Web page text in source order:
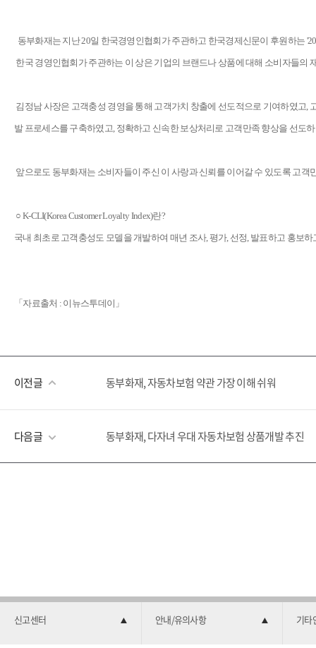
동부화재는 지난 20일 한국경영인협회가 주관하고 한국경제신문이 후원하는
한국 경영인협회가 주관하는 이 상은 기업의 브랜드나 상품에 대해 소비자들
김정남 사장은 고객충성 경영을 통해 고객가치 창출에 선도적으로 기여하였고,
발 프로세스를 구축하였고, 정확하고 신속한 보상처리로 고객만족 향상을 선도
앞으로도 동부화재는 소비자들이 주신 이 사랑과 신뢰를 이어갈 수 있도록 고객
○ K-CLI(Korea Customer Loyalty Index)란?
국내 최초로 고객충성도 모델을 개발하여 매년 조사, 평가, 선정, 발표하고 홍보
「자료출처 : 이뉴스투데이」
이전글 동부화재, 자동차보험 약관 가장 이해 쉬워
다음글 동부화재, 다자녀 우대 자동차보험 상품개발 추진
신고센터 안내/유의사항 기타